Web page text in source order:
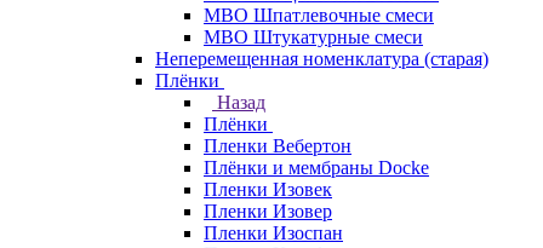
МВО Шпатлевочные смеси
МВО Штукатурные смеси
Неперемещенная номенклатура (старая)
Плёнки
Назад
Плёнки
Пленки Вебертон
Плёнки и мембраны Docke
Пленки Изовек
Пленки Изовер
Пленки Изоспан